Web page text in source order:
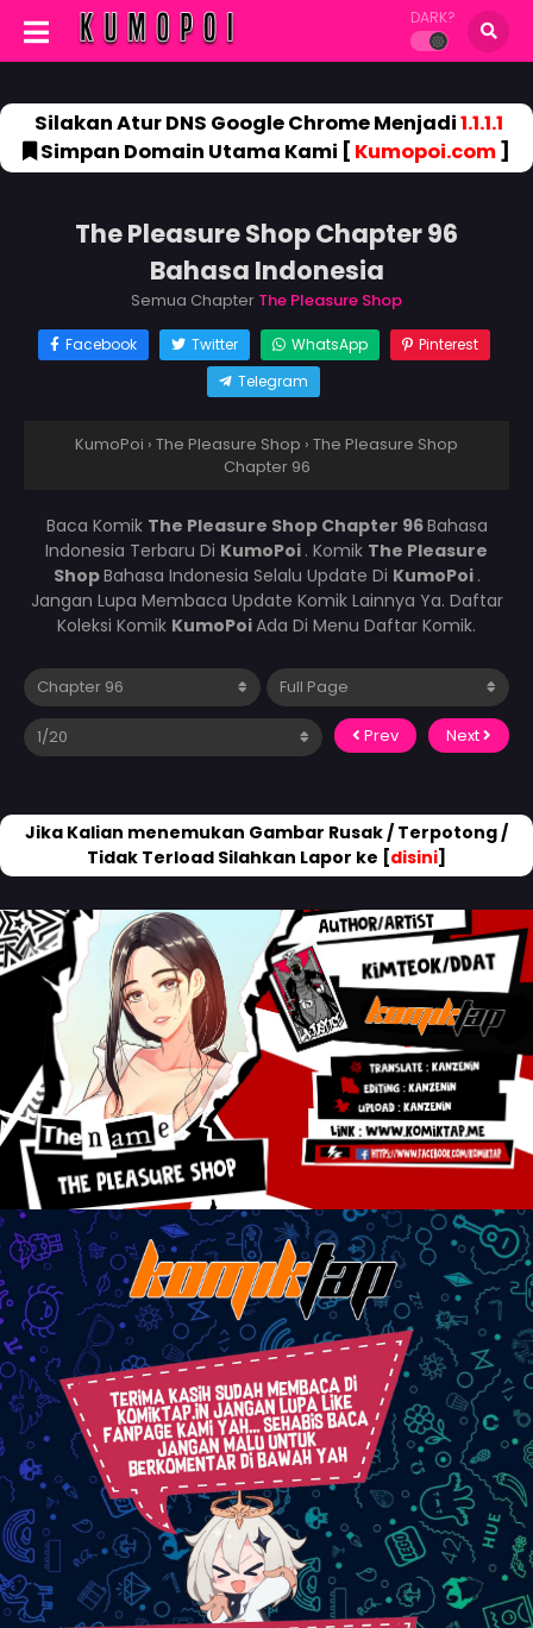
DARK?
Silakan Atur DNS Google Chrome Menjadi1.1.1.1
Simpan Domain Utama Kami [ Kumopoi.com]
The Pleasure Shop Chapter 96
Bahasa Indonesia
Semua Chapter The Pleasure Shop
Facebook Twitter WhatsApp
Pinterest
Telegram
KumoPoi › The Pleasure Shop › The Pleasure Shop
Chapter 96
Baca Komik The Pleasure Shop Chapter 96Bahasa
Indonesia Terbaru Di KumoPoi . Komik The Pleasure
ShopBahasa Indonesia Selalu Update Di KumoPoi .
Jangan Lupa Membaca Update Komik Lainnya Ya. Daftar
Koleksi Komik KumoPoiAda Di Menu Daftar Komik.
Prev Next
Jika Kalian menemukan Gambar Rusak / Terpotong /
Tidak Terload Silahkan Lapor ke [disini]